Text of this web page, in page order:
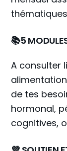
📚5
A consulter
de tes
hormonal,
cognitives,